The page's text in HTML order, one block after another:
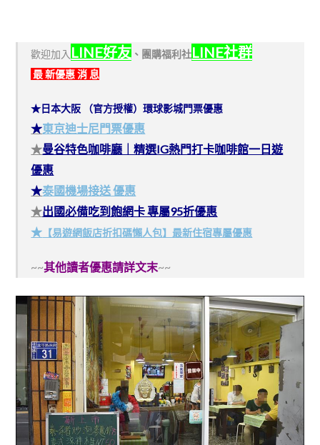
歡迎加入 LINE好友 、 團購福利社LINE社群
最 新優惠 消 息
★日本大阪 （官方授權）環球影城門票優惠
★東京迪士尼門票優惠
★曼谷特色咖啡廳｜精選IG熱門打卡咖啡館一日遊
優惠
★泰國機場接送 優惠
★出國必備吃到飽網卡 專屬95折優惠
★ 【易遊網飯店折扣碼懶人包】最新住宿專屬優惠
~~其他讀者優惠請詳文末~~